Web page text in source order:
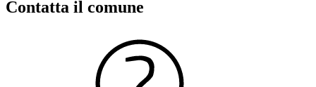
Contatta il comune